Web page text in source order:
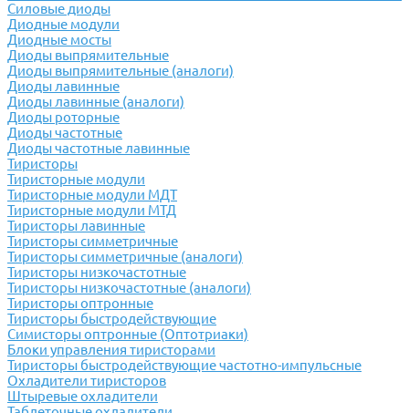
Силовые диоды
Диодные модули
Диодные мосты
Диоды выпрямительные
Диоды выпрямительные (аналоги)
Диоды лавинные
Диоды лавинные (аналоги)
Диоды роторные
Диоды частотные
Диоды частотные лавинные
Тиристоры
Тиристорные модули
Тиристорные модули МДТ
Тиристорные модули МТД
Тиристоры лавинные
Тиристоры симметричные
Тиристоры симметричные (аналоги)
Тиристоры низкочастотные
Тиристоры низкочастотные (аналоги)
Тиристоры оптронные
Тиристоры быстродействующие
Симисторы оптронные (Оптотриаки)
Блоки управления тиристорами
Тиристоры быстродействующие частотно-импульсные
Охладители тиристоров
Штыревые охладители